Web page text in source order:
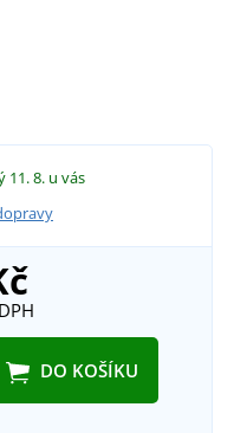
11. 8. u vás
DO KOŠÍKU